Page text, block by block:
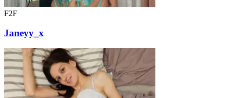
F2F
Janeyy_x